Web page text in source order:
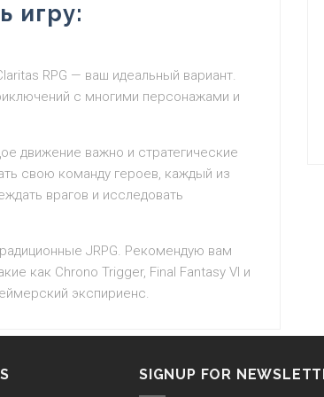
игру:
RPG — ваш идеальный вариант.
с многими персонажами и
движение важно и стратегические
свою команду героев, каждый из
врагов и исследовать
JRPG. Рекомендую вам
как Chrono Trigger, Final Fantasy VI и
экспириенс.
SIGNUP FOR